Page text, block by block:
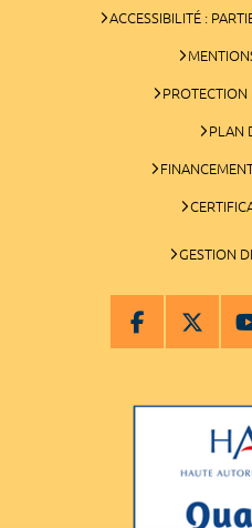
ACCESSIBILITÉ :
PROTECTION
PLAN
GESTION